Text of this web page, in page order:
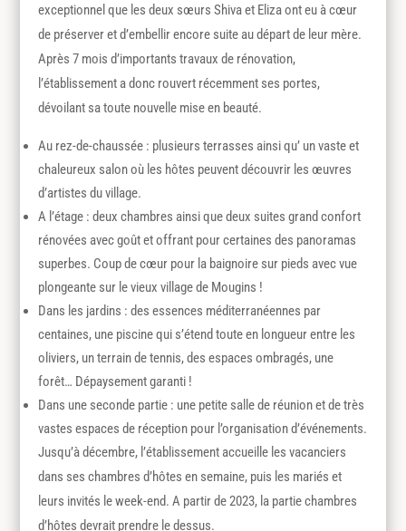
exceptionnel que les deux sœurs Shiva et Eliza ont eu à cœur
de préserver et d’embellir encore suite au départ de leur mère.
Après 7 mois d’importants travaux de rénovation,
l’établissement a donc rouvert récemment ses portes,
dévoilant sa toute nouvelle mise en beauté.
Au rez-de-chaussée : plusieurs terrasses ainsi qu’ un vaste et
chaleureux salon où les hôtes peuvent découvrir les œuvres
d’artistes du village.
A l’étage : deux chambres ainsi que deux suites grand confort
rénovées avec goût et offrant pour certaines des panoramas
superbes. Coup de cœur pour la baignoire sur pieds avec vue
plongeante sur le vieux village de Mougins !
Dans les jardins : des essences méditerranéennes par
centaines, une piscine qui s’étend toute en longueur entre les
oliviers, un terrain de tennis, des espaces ombragés, une
forêt… Dépaysement garanti !
Dans une seconde partie : une petite salle de réunion et de très
vastes espaces de réception pour l’organisation d’événements.
Jusqu’à décembre, l’établissement accueille les vacanciers
dans ses chambres d’hôtes en semaine, puis les mariés et
leurs invités le week-end. A partir de 2023, la partie chambres
d’hôtes devrait prendre le dessus.